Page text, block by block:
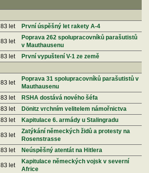
83 let První úspěšný let rakety A-4
83 let
Poprava 262 spolupracovníků parašutistů
v Mauthausenu
83 let
První vypuštení V-1 ze země
83 let
Poprava 31 spolupracovníků parašutistů v
Mauthausenu
83 let
RSHA dostává nového šéfa
83 let
Dönitz vrchním velitelem námořnictva
83 let Kapitulace 6. armády u Stalingradu
83 let
Zatýkání německých židů a protesty na
Rosenstrasse
83 let Neúspěšný atentát na Hitlera
83 let
Kapitulace německých vojsk v severní
Africe